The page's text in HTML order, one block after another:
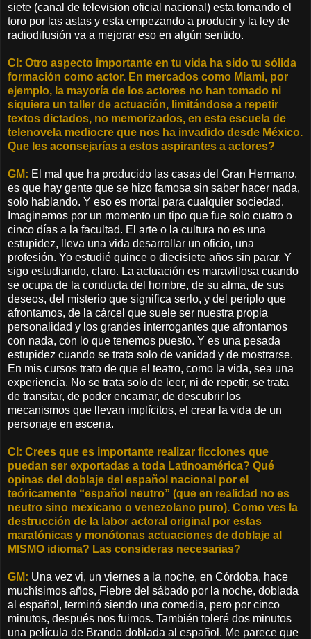
siete (canal de television oficial nacional) esta tomando el
toro por las astas y esta empezando a producir y la ley de
radiodifusión va a mejorar eso en algún sentido.
CI: Otro aspecto importante en tu vida ha sido tu sólida
formación como actor. En mercados como Miami, por
ejemplo, la mayoría de los actores no han tomado ni
siquiera un taller de actuación, limitándose a repetir
textos dictados, no memorizados, en esta escuela de
telenovela mediocre que nos ha invadido desde México.
Que les aconsejarías a estos aspirantes a actores?
GM: El mal que ha producido las casas del Gran Hermano,
es que hay gente que se hizo famosa sin saber hacer nada,
solo hablando. Y eso es mortal para cualquier sociedad.
Imaginemos por un momento un tipo que fue solo cuatro o
cinco días a la facultad. El arte o la cultura no es una
estupidez, lleva una vida desarrollar un oficio, una
profesión. Yo estudié quince o diecisiete años sin parar. Y
sigo estudiando, claro. La actuación es maravillosa cuando
se ocupa de la conducta del hombre, de su alma, de sus
deseos, del misterio que significa serlo, y del periplo que
afrontamos, de la cárcel que suele ser nuestra propia
personalidad y los grandes interrogantes que afrontamos
con nada, con lo que tenemos puesto. Y es una pesada
estupidez cuando se trata solo de vanidad y de mostrarse.
En mis cursos trato de que el teatro, como la vida, sea una
experiencia. No se trata solo de leer, ni de repetir, se trata
de transitar, de poder encarnar, de descubrir los
mecanismos que llevan implícitos, el crear la vida de un
personaje en escena.
CI: Crees que es importante realizar ficciones que
puedan ser exportadas a toda Latinoamérica? Qué
opinas del doblaje del español nacional por el
teóricamente “español neutro” (que en realidad no es
neutro sino mexicano o venezolano puro). Como ves la
destrucción de la labor actoral original por estas
maratónicas y monótonas actuaciones de doblaje al
MISMO idioma? Las consideras necesarias?
GM: Una vez vi, un viernes a la noche, en Córdoba, hace
muchísimos años, Fiebre del sábado por la noche, doblada
al español, terminó siendo una comedia, pero por cinco
minutos, después nos fuimos. También toleré dos minutos
una película de Brando doblada al español. Me parece que